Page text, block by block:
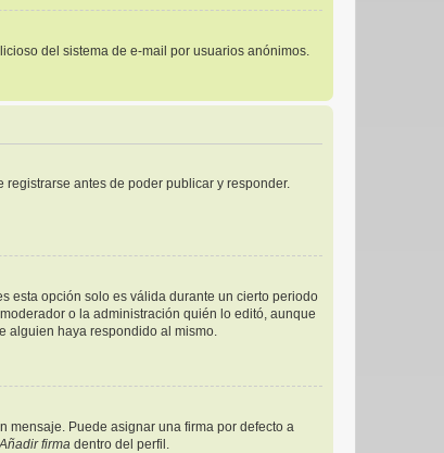
del sistema de e-mail por usuarios anónimos.
antes de poder publicar y responder.
esta opción solo es válida durante un cierto periodo
o la administración quién lo editó, aunque
alguien haya respondido al mismo.
mensaje. Puede asignar una firma por defecto a
Añadir firma dentro del perfil.